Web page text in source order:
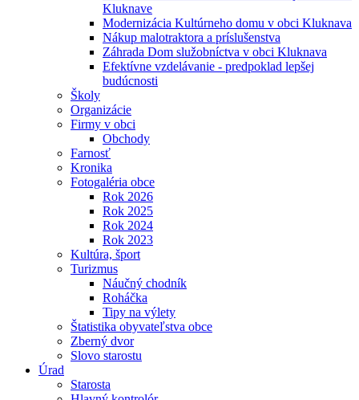
Kluknave
Modernizácia Kultúrneho domu v obci Kluknava
Nákup malotraktora a príslušenstva
Záhrada Dom služobníctva v obci Kluknava
Efektívne vzdelávanie - predpoklad lepšej
budúcnosti
Školy
Organizácie
Firmy v obci
Obchody
Farnosť
Kronika
Fotogaléria obce
Rok 2026
Rok 2025
Rok 2024
Rok 2023
Kultúra, šport
Turizmus
Náučný chodník
Roháčka
Tipy na výlety
Štatistika obyvateľstva obce
Zberný dvor
Slovo starostu
Úrad
Starosta